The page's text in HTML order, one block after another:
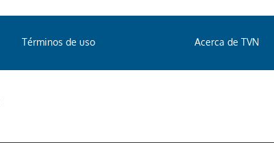
Términos de uso Acerca de TVN